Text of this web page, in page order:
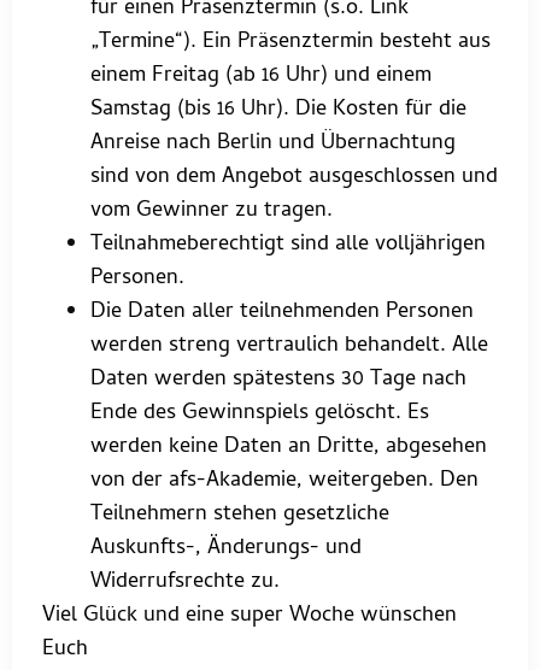
für einen Präsenztermin (s.o. Link
„Termine“). Ein Präsenztermin besteht aus
einem Freitag (ab 16 Uhr) und einem
Samstag (bis 16 Uhr). Die Kosten für die
Anreise nach Berlin und Übernachtung
sind von dem Angebot ausgeschlossen und
vom Gewinner zu tragen.
Teilnahmeberechtigt sind alle volljährigen
Personen.
Die Daten aller teilnehmenden Personen
werden streng vertraulich behandelt. Alle
Daten werden spätestens 30 Tage nach
Ende des Gewinnspiels gelöscht. Es
werden keine Daten an Dritte, abgesehen
von der afs-Akademie, weitergeben. Den
Teilnehmern stehen gesetzliche
Auskunfts-, Änderungs- und
Widerrufsrechte zu.
Viel Glück und eine super Woche wünschen
Euch